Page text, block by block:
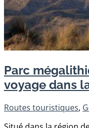
Parc
voyage dans
Routes touristiques,